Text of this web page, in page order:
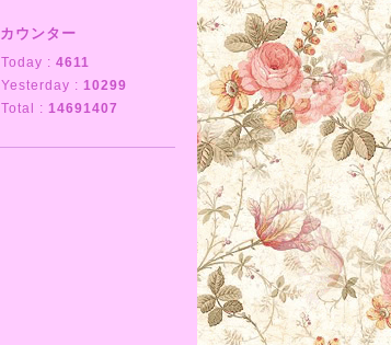
カウンター
Today : 4611
Yesterday : 10299
Total : 14691407